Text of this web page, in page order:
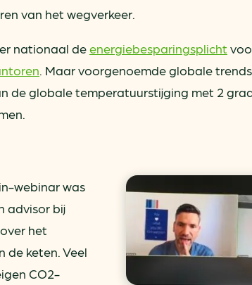
van het wegverkeer.
nationaal deenergiebesparingsplicht
. Maar voorgenoemde globale
de globale temperatuurstijging met 2
webinar was
advisor bij
over het
de keten. Veel
CO2-